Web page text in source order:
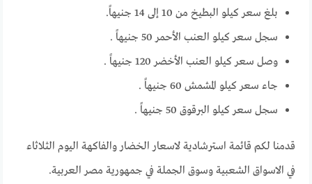
بلغ سعر كيلو البطيخ من 10 إلى 14 جنيهاً.
سجل سعر كيلو العنب الأحمر 50 جنيهاً .
وصل سعر كيلو العنب الأخضر 120 جنيهاً .
جاء سعر كيلو المشمش 60 جنيهاً .
سجل سعر كيلو البرقوق 50 جنيهاً .
قدمنا لكم قائمة استرشادية لاسعار الخضار والفاكهة اليوم الثلاثاء
في الاسواق الشعبية وسوق الجملة في جمهورية مصر العربية.